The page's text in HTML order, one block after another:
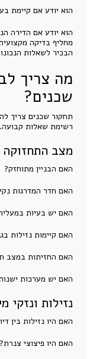
הוא יודע אם קיימת
הוא יודע אם הדירה
מחליף בדיקה
הבכיר לשאלות
מה צריך
שכנים?
תחקור שכנים צריך
רשימת שאלות קבועה.
מצב התחזוקה
האם הבניין מתוחזק?
האם חדר המדרגות
האם יש בעיות
האם קיימות נזילות
האם החזיתות במצב
האם יש מערכות
נזילות ונזקי
האם היו נזילות בין
האם היו פיצוצי צנרת?